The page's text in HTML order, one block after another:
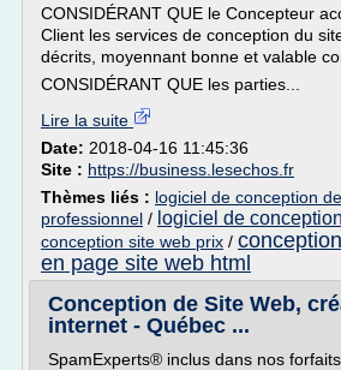
CONSIDÉRANT QUE le Concepteur
Client les services de conception du
décrits, moyennant bonne et valable
CONSIDÉRANT QUE les parties...
Lire la suite
Date: 2018-04-16 11:45:36
Site : https://business.lesechos.fr
Thèmes liés : logiciel de conception
professionnel / logiciel de
conception site web prix /
en page site web html
Conception de Site Web,
internet - Québec ...
SpamExperts® inclus dans nos